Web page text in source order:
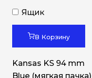
Ящик
В Корзину
Kansas KS 94 mm
Blue (мягкая пачка)